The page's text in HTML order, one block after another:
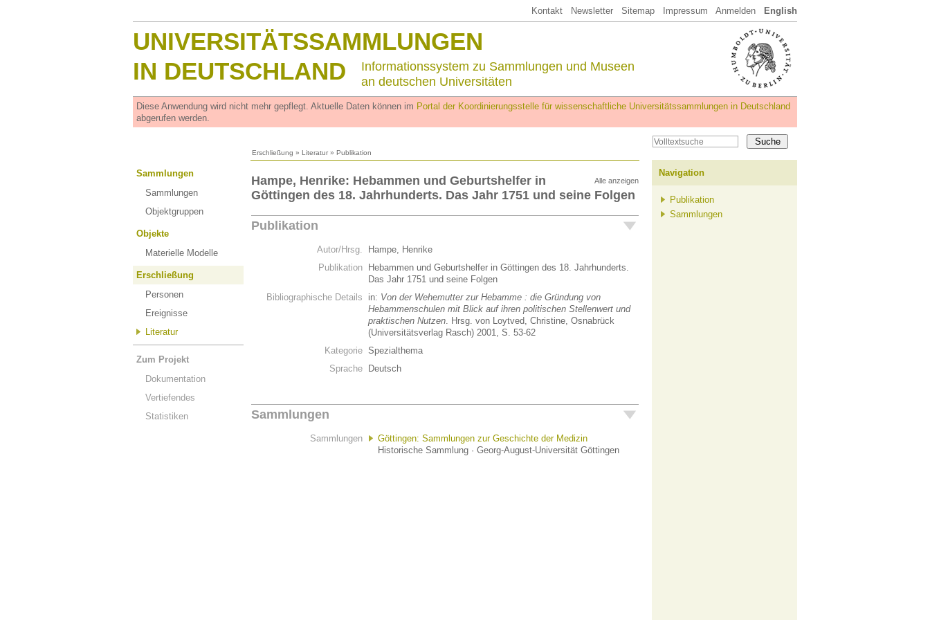
Kontakt Newsletter Sitemap Impressum Anmelden English
UNIVERSITÄTSSAMMLUNGEN
IN DEUTSCHLAND
Informationssystem zu Sammlungen und Museen
an deutschen Universitäten
Diese Anwendung wird nicht mehr gepflegt. Aktuelle Daten können im Portal der Koordinierungsstelle für wissenschaftliche Universitätssammlungen in Deutschland
abgerufen werden.
Erschließung » Literatur » Publikation
Sammlungen
Sammlungen
Objektgruppen
Objekte
Materielle Modelle
Erschließung
Personen
Ereignisse
Literatur
Zum Projekt
Dokumentation
Vertiefendes
Statistiken
Alle anzeigen
Hampe, Henrike: Hebammen und Geburtshelfer in
Göttingen des 18. Jahrhunderts. Das Jahr 1751 und seine Folgen
Publikation
Autor/Hrsg.
Hampe, Henrike
Publikation
Hebammen und Geburtshelfer in Göttingen des 18. Jahrhunderts.
Das Jahr 1751 und seine Folgen
Bibliographische Details
in: Von der Wehemutter zur Hebamme : die Gründung von
Hebammenschulen mit Blick auf ihren politischen Stellenwert und
praktischen Nutzen. Hrsg. von Loytved, Christine, Osnabrück
(Universitätsverlag Rasch) 2001, S. 53-62
Kategorie Spezialthema
Sprache
Deutsch
Sammlungen
Sammlungen
Göttingen: Sammlungen zur Geschichte der Medizin
Historische Sammlung · Georg-August-Universität Göttingen
Navigation
Publikation
Sammlungen